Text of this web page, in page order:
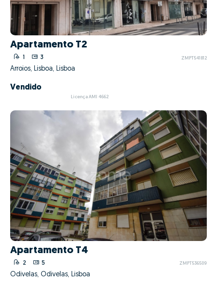
Apartamento T2
3 ZMPT541812
Arroios, Lisboa, Lisboa
Vendido
Licença AMI 4662
Apartamento T4
2 5 ZMPT536509
Odivelas, Odivelas, Lisboa